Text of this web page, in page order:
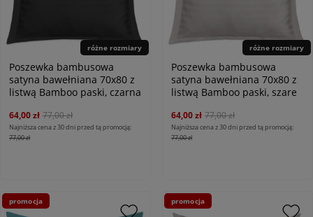
różne rozmiary
Poszewka bambusowa
satyna bawełniana 70x80 z
listwą Bamboo paski, czarna
64,00 zł 77,00 zł
Najniższa cena z 30 dni przed tą promocją:
77,00 zł
różne rozmiary
Poszewka bambusowa
satyna bawełniana 70x80 z
listwą Bamboo paski, szare
64,00 zł 77,00 zł
Najniższa cena z 30 dni przed tą promocją:
77,00 zł
promocja promocja